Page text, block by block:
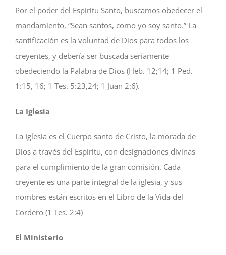
Por el poder del Espíritu Santo, buscamos obedecer el
mandamiento, “Sean santos, como yo soy santo.” La
santificación es la voluntad de Dios para todos los
creyentes, y debería ser buscada seriamente
obedeciendo la Palabra de Dios (Heb. 12;14; 1 Ped.
1:15, 16; 1 Tes. 5:23,24; 1 Juan 2:6).
La Iglesia
La Iglesia es el Cuerpo santo de Cristo, la morada de
Dios a través del Espíritu, con designaciones divinas
para el cumplimiento de la gran comisión. Cada
creyente es una parte integral de la iglesia, y sus
nombres están escritos en el Libro de la Vida del
Cordero (1 Tes. 2:4)
El Ministerio